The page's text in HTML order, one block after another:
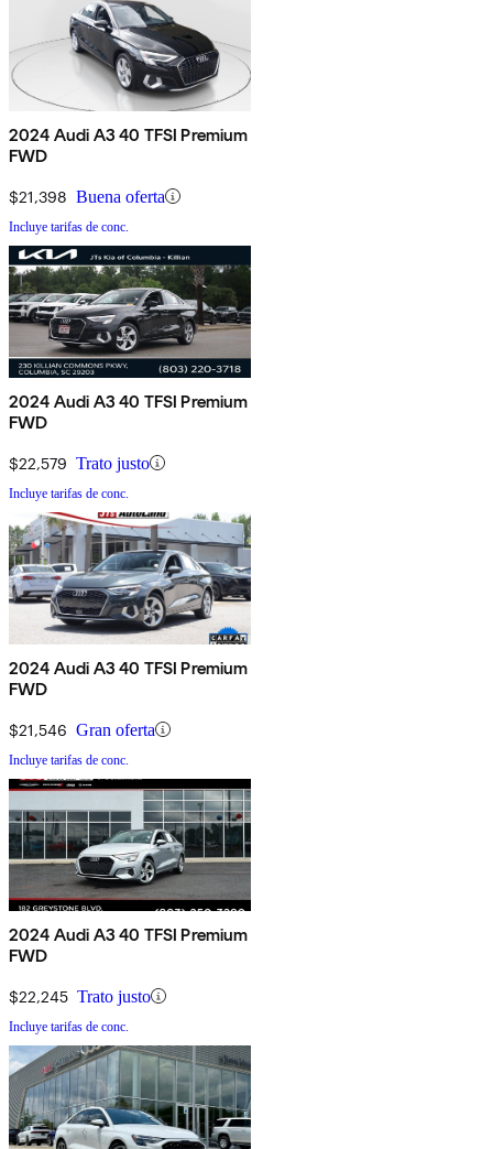
2024 Audi A3 40 TFSI Premium
FWD
$21,398 Buena oferta
Incluye tarifas de conc.
2024 Audi A3 40 TFSI Premium
FWD
$22,579 Trato justo
Incluye tarifas de conc.
2024 Audi A3 40 TFSI Premium
FWD
$21,546 Gran oferta
Incluye tarifas de conc.
2024 Audi A3 40 TFSI Premium
FWD
$22,245 Trato justo
Incluye tarifas de conc.